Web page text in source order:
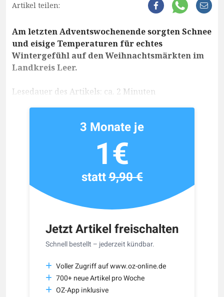
Artikel teilen:
Am letzten Adventswochenende sorgten Schnee
und eisige Temperaturen für echtes
Wintergefühl auf den Weihnachtsmärkten im
Landkreis Leer.
Lesedauer des Artikels: ca. 2 Minuten
Jetzt Artikel freischalten
Schnell bestellt – jederzeit kündbar.
Voller Zugriff auf www.oz-online.de
700+ neue Artikel pro Woche
OZ-App inklusive
3 Monate je
1€
statt9,90 €